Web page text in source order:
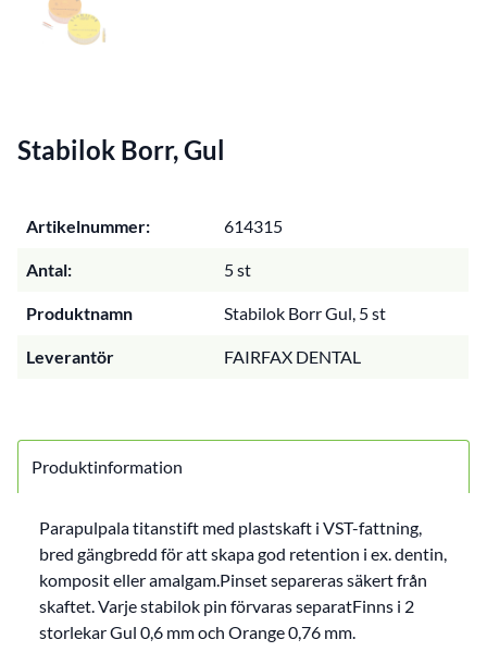
Stabilok Borr, Gul
Artikelnummer: 614315
Antal: 5 st
Produktnamn Stabilok Borr Gul, 5 st
Leverantör FAIRFAX DENTAL
Produktinformation
Parapulpala titanstift med plastskaft i VST-fattning,
bred gängbredd för att skapa god retention i ex. dentin,
komposit eller amalgam.Pinset separeras säkert från
skaftet. Varje stabilok pin förvaras separatFinns i 2
storlekar Gul 0,6 mm och Orange 0,76 mm.